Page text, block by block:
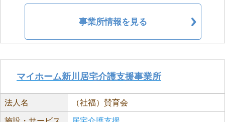
事業所情報を見る
マイホーム新川居宅介護支援事業所
法人名 （社福）賛育会